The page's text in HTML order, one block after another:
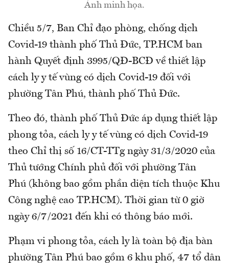
Ảnh minh họa.
Chiều 5/7, Ban Chỉ đạo phòng, chống dịch
Covid-19 thành phố Thủ Đức, TP.HCM ban
hành Quyết định 3995/QĐ-BCĐ về thiết lập
cách ly y tế vùng có dịch Covid-19 đối với
phường Tân Phú, thành phố Thủ Đức.
Theo đó, thành phố Thủ Đức áp dụng thiết lập
phong tỏa, cách ly y tế vùng có dịch Covid-19
theo Chỉ thị số 16/CT-TTg ngày 31/3/2020 của
Thủ tướng Chính phủ đối với phường Tân
Phú (không bao gồm phần diện tích thuộc Khu
Công nghệ cao TP.HCM). Thời gian từ 0 giờ
ngày 6/7/2021 đến khi có thông báo mới.
Phạm vi phong tỏa, cách ly là toàn bộ địa bàn
phường Tân Phú bao gồm 6 khu phố, 47 tổ dân